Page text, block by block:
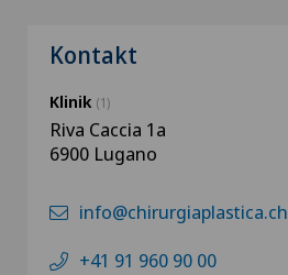
Kontakt
Klinik (1)
Riva Caccia 1a
6900 Lugano
info@chirurgiaplastica.ch
+41 91 960 90 00